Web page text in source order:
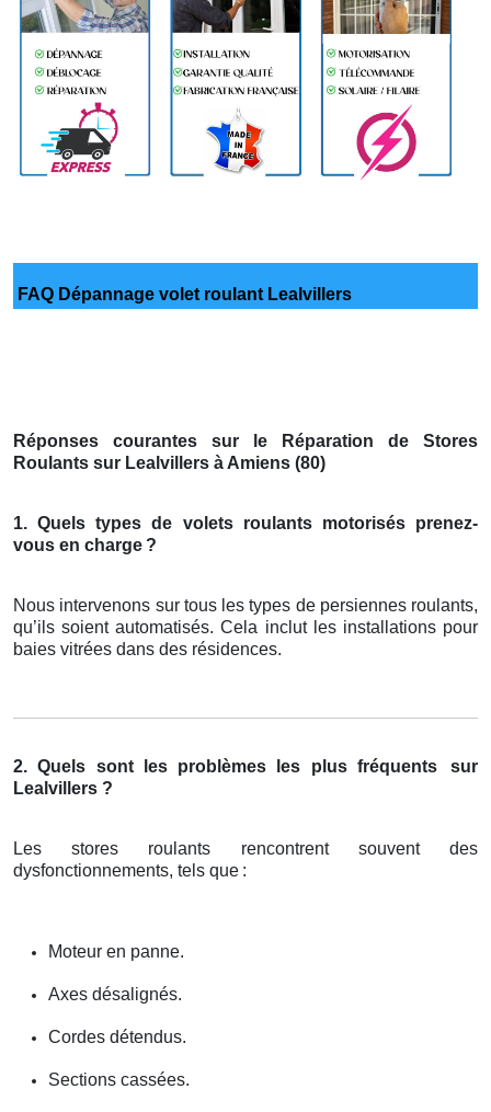
FAQ Dépannage volet roulant Lealvillers
Réponses courantes sur le Réparation de Stores
Roulants sur Lealvillers à Amiens (80)
1. Quels types de volets roulants motorisés prenez-
vous en charge ?
Nous intervenons sur tous les types de persiennes roulants,
qu’ils soient automatisés. Cela inclut les installations pour
baies vitrées dans des résidences.
2. Quels sont les problèmes les plus fréquents
sur
Lealvillers ?
Les stores roulants rencontrent souvent des
dysfonctionnements, tels que :
Moteur en panne.
Axes désalignés.
Cordes détendus.
Sections cassées.